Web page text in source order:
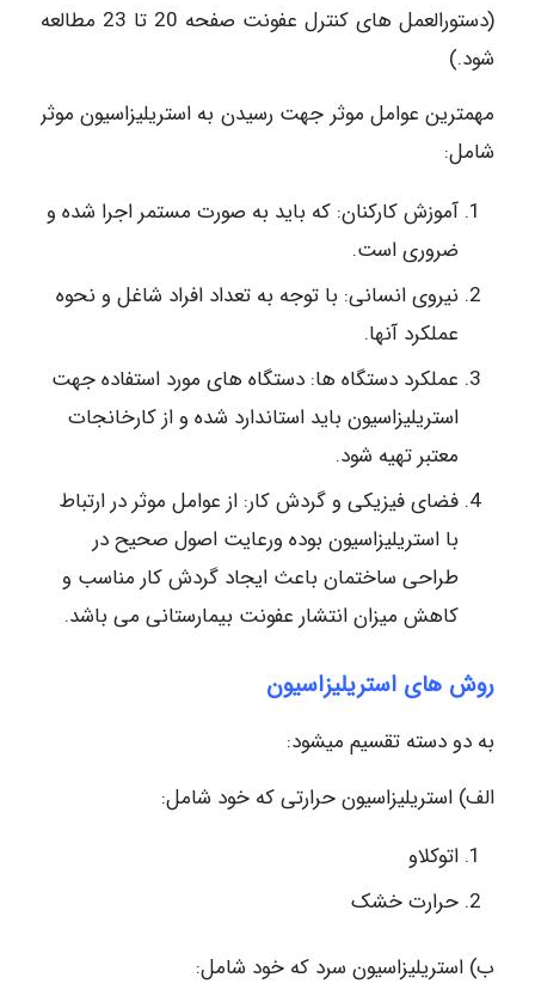
(دستورالعمل های کنترل عفونت صفحه 20 تا 23 مطالعه
شود.)
مهمترین عوامل موثر جهت رسیدن به استریلیزاسیون موثر
شامل:
آموزش کارکنان: که باید به صورت مستمر اجرا شده و
ضروری است.
نیروی انسانی: با توجه به تعداد افراد شاغل و نحوه
عملکرد آنها.
عملکرد دستگاه ها: دستگاه های مورد استفاده جهت
استریلیزاسیون باید استاندارد شده و از کارخانجات
معتبر تهیه شود.
فضای فیزیکی و گردش کار: از عوامل موثر در ارتباط
با استریلیزاسیون بوده ورعایت اصول صحیح در
طراحی ساختمان باعث ایجاد گردش کار مناسب و
کاهش میزان انتشار عفونت بیمارستانی می باشد.
روش های استریلیزاسیون
به دو دسته تقسیم میشود:
الف) استریلیزاسیون حرارتی که خود شامل:
اتوکلاو
حرارت خشک
ب) استریلیزاسیون سرد که خود شامل: